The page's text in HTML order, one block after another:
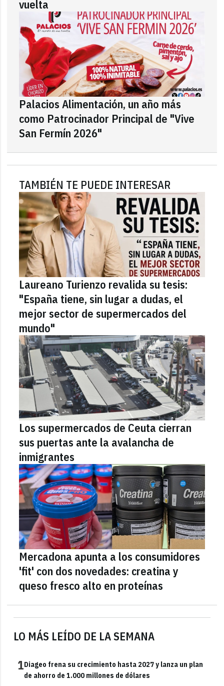
LO MÁS LEÍDO DE LA SEMANA
1Diageo frena su crecimiento hasta 2027 y lanza un plan
de ahorro de 1.000 millones de dólares
vuelta
Palacios Alimentación, un año más
como Patrocinador Principal de "Vive
San Fermín 2026"
TAMBIÉN TE PUEDE INTERESAR
Laureano Turienzo revalida su tesis:
"España tiene, sin lugar a dudas, el
mejor sector de supermercados del
mundo"
Los supermercados de Ceuta cierran
sus puertas ante la avalancha de
inmigrantes
Mercadona apunta a los consumidores
'fit' con dos novedades: creatina y
queso fresco alto en proteínas